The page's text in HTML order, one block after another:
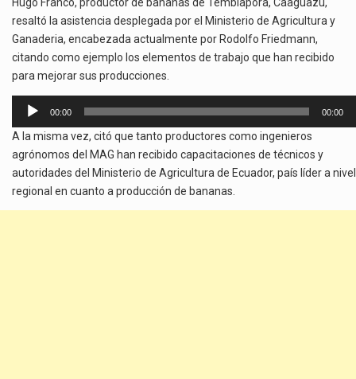
resaltó la asistencia desplegada por el Ministerio de Agricultura y
Ganaderia, encabezada actualmente por Rodolfo Friedmann,
citando como ejemplo los elementos de trabajo que han recibido
para mejorar sus producciones.
Reproductor
audio
00:00 00:00
A la misma vez, citó que tanto productores como ingenieros
agrónomos del MAG han recibido capacitaciones de técnicos y
autoridades del Ministerio de Agricultura de Ecuador, país líder a nivel
regional en cuanto a producción de bananas.